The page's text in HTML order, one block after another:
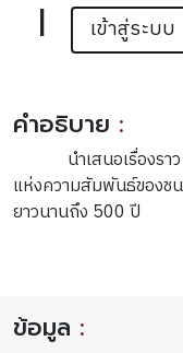
| เข้าสู่ระบบ
คำอธิบาย :
นำเสนอเรื่องรา
แห่งความสัมพันธ์ของช
ยาวนานถึง 500 ปี
ข้อมูล :